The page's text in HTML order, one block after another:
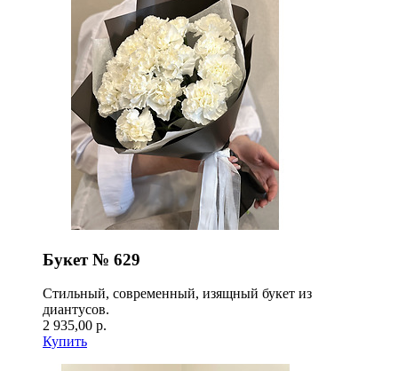
Букет № 629
Стильный, современный, изящный букет из
диантусов.
2 935,00 р.
Купить